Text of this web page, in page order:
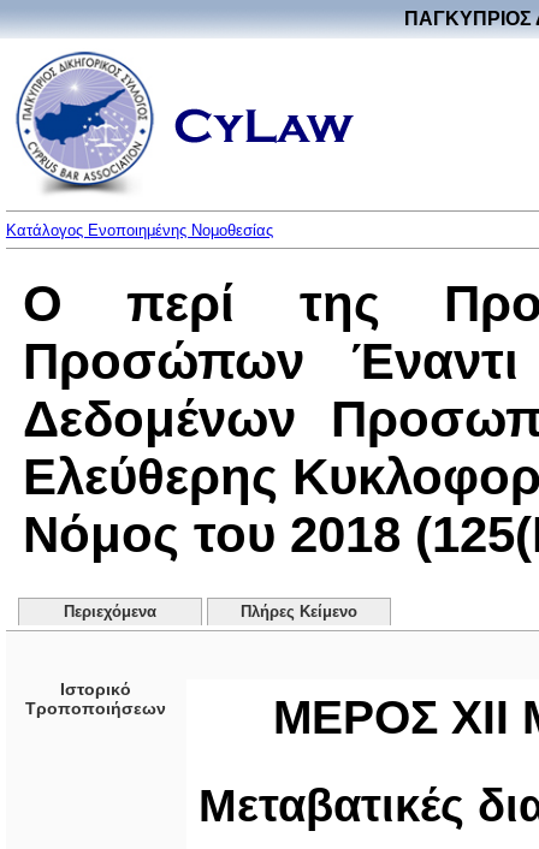
ΠΑΓΚΥΠΡΙΟΣ
Κατάλογος Ενοποιημένης Νομοθεσίας
Ο περί της
Προσώπων Έναντι
Δεδομένων
Ελεύθερης
Νόμος του 2018
Περιεχόμενα Πλήρες Κείμενο
Ιστορικό
Τροποποιήσεων
ΜΕΡΟΣ ΧΙΙ
Μεταβατικές